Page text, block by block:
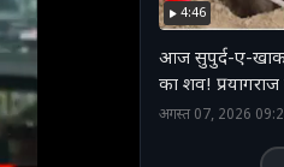
4:46
आज सुपुर्द-ए-
का शव!
अगस्त 07, 2026